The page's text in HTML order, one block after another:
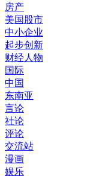
房产
美国股市
中小企业
起步创新
财经人物
国际
中国
东南亚
言论
社论
评论
交流站
漫画
娱乐